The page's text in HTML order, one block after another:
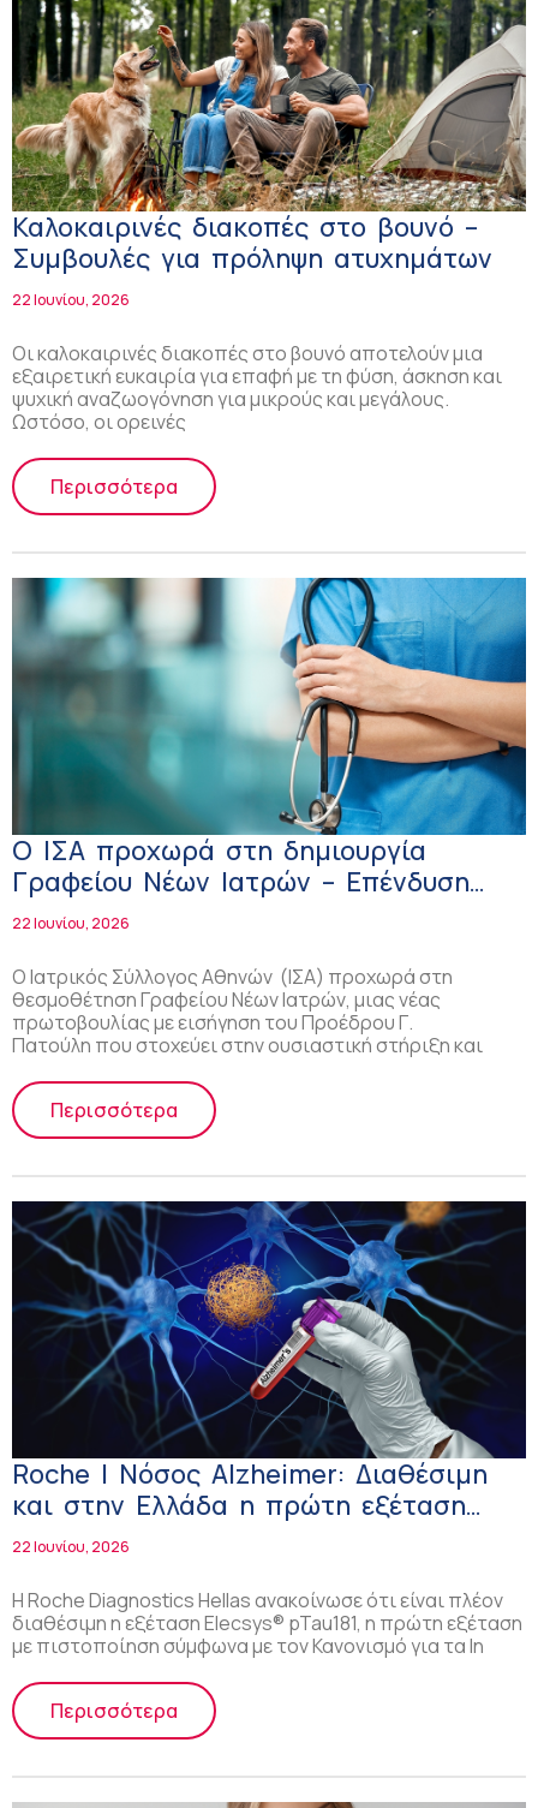
Καλοκαιρινές διακοπές στο βουνό –
Συμβουλές για πρόληψη ατυχημάτων
22 Ιουνίου, 2026
Οι καλοκαιρινές διακοπές στο βουνό αποτελούν μια
εξαιρετική ευκαιρία για επαφή με τη φύση, άσκηση και
ψυχική αναζωογόνηση για μικρούς και μεγάλους.
Ωστόσο, οι ορεινές
Περισσότερα
Ο ΙΣΑ προχωρά στη δημιουργία
Γραφείου Νέων Ιατρών – Επένδυση
στη νέα γενιά της ιατρικής κοινότητας
22 Ιουνίου, 2026
Ο Ιατρικός Σύλλογος Αθηνών (ΙΣΑ) προχωρά στη
θεσμοθέτηση Γραφείου Νέων Ιατρών, μιας νέας
πρωτοβουλίας με εισήγηση του Προέδρου Γ.
Πατούλη που στοχεύει στην ουσιαστική στήριξη και
Περισσότερα
Roche | Νόσος Alzheimer: Διαθέσιμη
και στην Ελλάδα η πρώτη εξέταση
αίματος που μπορεί να συμβάλει στον
22 Ιουνίου, 2026
Η Roche Diagnostics Hellas ανακοίνωσε ότι είναι πλέον
διαθέσιμη η εξέταση Elecsys® pTau181, η πρώτη εξέταση
με πιστοποίηση σύμφωνα με τον Κανονισμό για τα In
Περισσότερα